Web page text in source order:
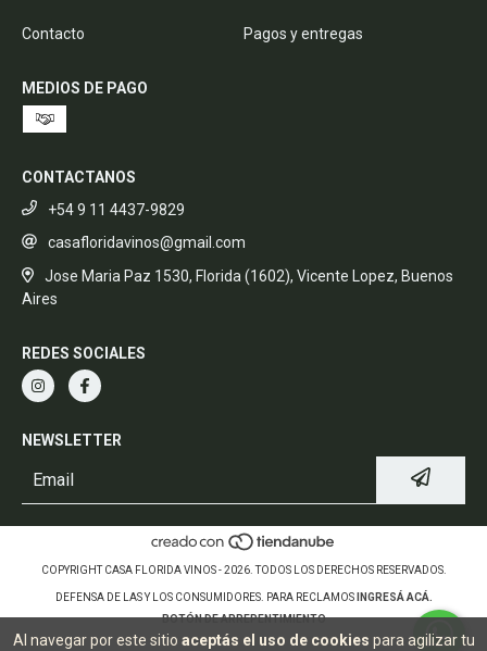
Al navegar por este sitio aceptás el uso de cookies para agilizar tu
Contacto Pagos y entregas
MEDIOS DE PAGO
CONTACTANOS
+54 9 11 4437-9829
casafloridavinos@gmail.com
Jose Maria Paz 1530, Florida (1602), Vicente Lopez, Buenos
Aires
REDES SOCIALES
NEWSLETTER
COPYRIGHT CASA FLORIDA VINOS - 2026. TODOS LOS DERECHOS RESERVADOS.
DEFENSA DE LAS Y LOS CONSUMIDORES. PARA RECLAMOS
INGRESÁ ACÁ.
BOTÓN DE ARREPENTIMIENTO